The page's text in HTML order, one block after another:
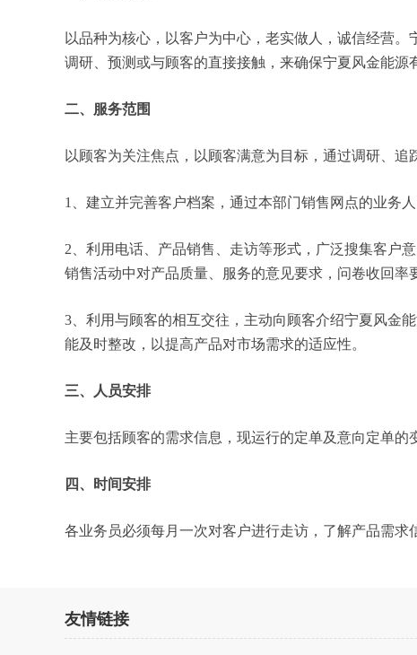
以品种为核心，以客户为中心，老实做人，诚信经营
调研、预测或与顾客的直接接触，来确保宁夏风金能源
二、服务范围
以顾客为关注焦点，以顾客满意为目标，通过调研、
1、建立并完善客户档案，通过本部门销售网点的业务
2、利用电话、产品销售、走访等形式，广泛搜集客户
销售活动中对产品质量、服务的意见要求，问卷收回率
3、利用与顾客的相互交往，主动向顾客介绍宁夏风金
能及时整改，以提高产品对市场需求的适应性。
三、人员安排
主要包括顾客的需求信息，现运行的定单及意向定单的
四、时间安排
各业务员必须每月一次对客户进行走访，了解产品需求
友情链接